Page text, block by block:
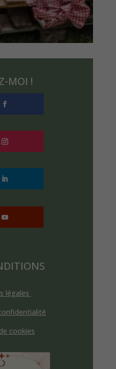
MOI !
légales
cookies